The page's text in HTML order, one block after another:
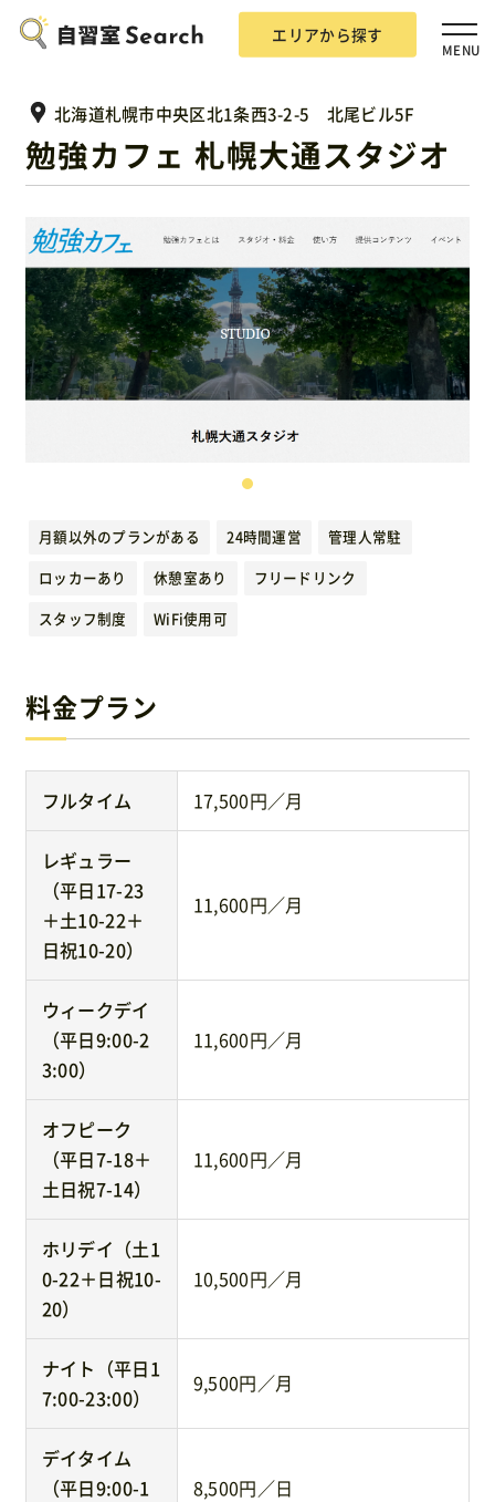
エリアから探す
MENU
自習室Searchとは？
掲載希望の方
運営元
北海道札幌市中央区北1条西3-2-5 北尾ビル5F
勉強カフェ 札幌大通スタジオ
月額以外のプランがある 24時間運営
管理人常駐
ロッカーあり
休憩室あり
フリードリンク
スタッフ制度
WiFi使用可
料金プラン
フルタイム 17,500円／月
レギュラー
（平日17-23
＋土10-22＋
日祝10-20）
11,600円／月
ウィークデイ
（平日9:00-2
3:00）
11,600円／月
オフピーク
（平日7-18＋
土日祝7-14）
11,600円／月
ホリデイ（土1
0-22＋日祝10-
20）
10,500円／月
ナイト（平日1
7:00-23:00）
9,500円／月
デイタイム
（平日9:00-1
8,500円／日